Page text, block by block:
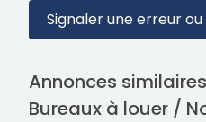
Signaler une erreur ou
Annonces
Bureaux à louer /